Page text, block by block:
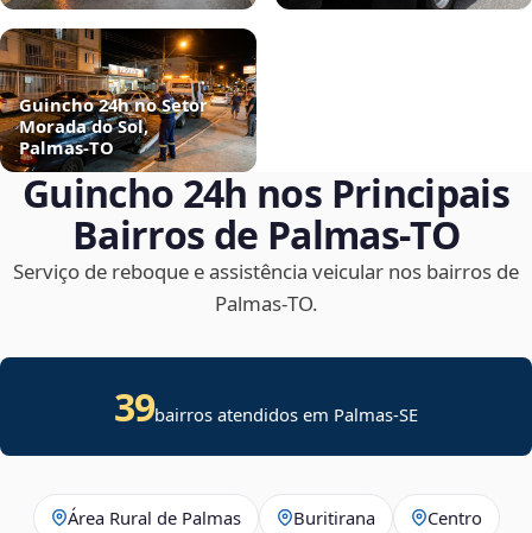
Guincho 24h no Setor
Morada do Sol,
Palmas‑TO
Guincho 24h nos Principais
Bairros de Palmas‑TO
Serviço de reboque e assistência veicular nos bairros de
Palmas‑TO.
39bairros atendidos em Palmas-SE
Área Rural de Palmas Buritirana Centro